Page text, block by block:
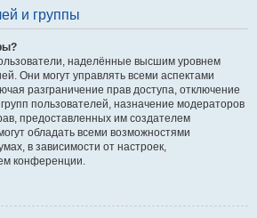
и группы
наделённые высшим уровнем
Они могут управлять всеми аспектами
разграничение прав доступа, отключение
пользователей, назначение модераторов
предоставленных им создателем
обладать всеми возможностями
в зависимости от настроек,
конференции.